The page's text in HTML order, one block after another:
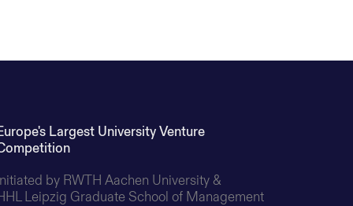
Largest University Venture
Initiated by RWTH Aachen University &
Leipzig Graduate School of Management